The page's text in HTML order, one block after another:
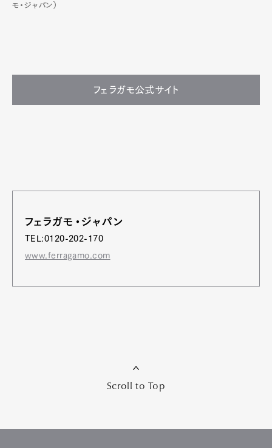
モ・ジャパン）
フェラガモ公式サイト
フェラガモ・ジャパン
TEL:0120-202-170
www.ferragamo.com
Scroll to Top